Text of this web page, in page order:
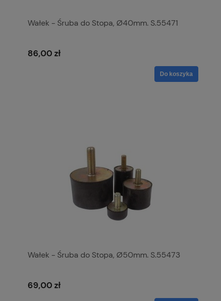
Wałek - Śruba do Stopa, Ø40mm. S.55471
86,00 zł
Do koszyka
Wałek - Śruba do Stopa, Ø50mm. S.55473
69,00 zł